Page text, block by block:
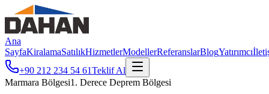
Ana
SayfaKiralamaSatılıkHizmetlerModellerReferanslarBlogYatırımcı
+90 212 234 54 61Teklif Al
Marmara Bölgesi1 . Derece Deprem Bölgesi